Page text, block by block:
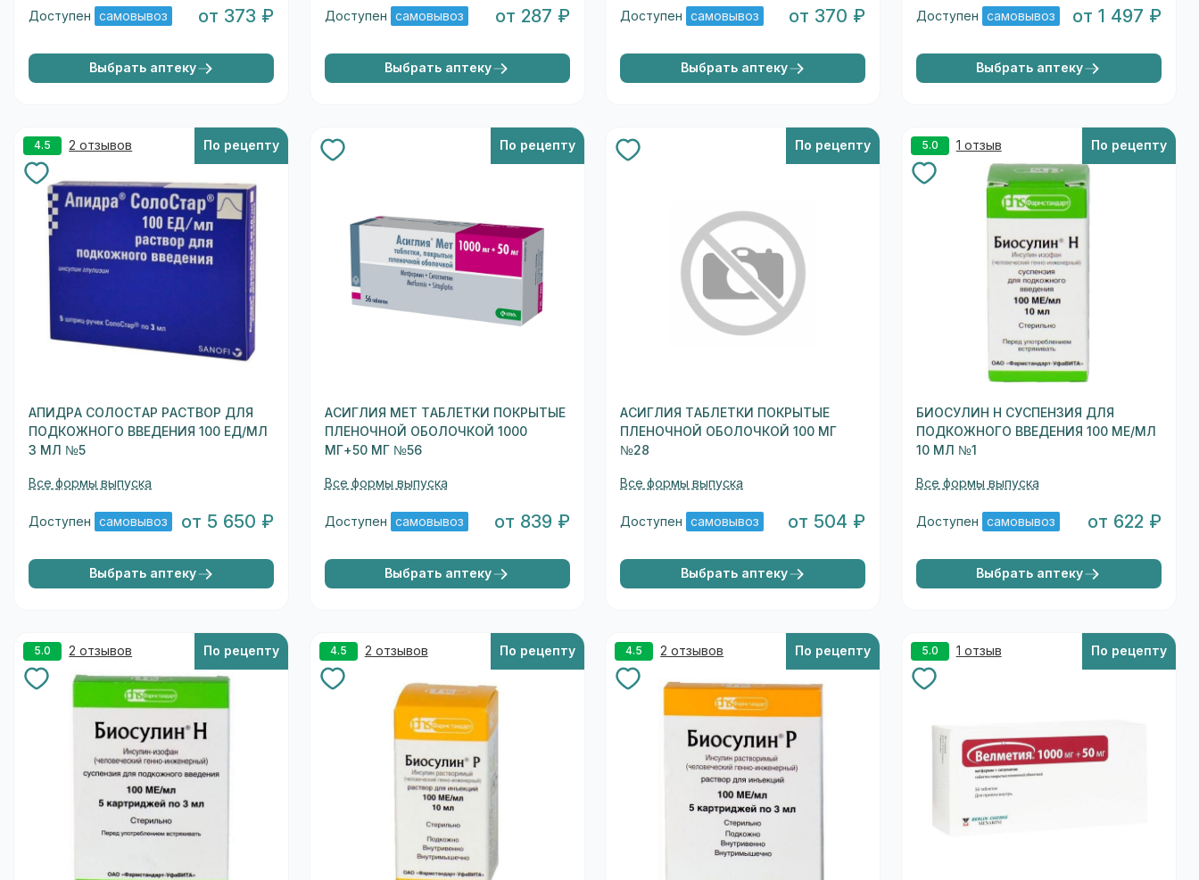
Доступен самовывоз от 373 ₽
Выбрать аптеку
Доступен самовывоз от 287 ₽
Выбрать аптеку
Доступен самовывоз от 370 ₽
Выбрать аптеку
Доступен самовывоз от 1 497 ₽
Выбрать аптеку
4.5 2 отзывов По рецепту
АПИДРА СОЛОСТАР РАСТВОР ДЛЯ
ПОДКОЖНОГО ВВЕДЕНИЯ 100 ЕД/МЛ
3 МЛ №5
Все формы выпуска
Доступен самовывоз от 5 650 ₽
Выбрать аптеку
По рецепту
АСИГЛИЯ МЕТ ТАБЛЕТКИ ПОКРЫТЫЕ
ПЛЕНОЧНОЙ ОБОЛОЧКОЙ 1000
МГ+50 МГ №56
Все формы выпуска
Доступен самовывоз от 839 ₽
Выбрать аптеку
По рецепту
АСИГЛИЯ ТАБЛЕТКИ ПОКРЫТЫЕ
ПЛЕНОЧНОЙ ОБОЛОЧКОЙ 100 МГ
№28
Все формы выпуска
Доступен самовывоз от 504 ₽
Выбрать аптеку
5.0 1 отзыв По рецепту
БИОСУЛИН Н СУСПЕНЗИЯ ДЛЯ
ПОДКОЖНОГО ВВЕДЕНИЯ 100 МЕ/МЛ
10 МЛ №1
Все формы выпуска
Доступен самовывоз от 622 ₽
Выбрать аптеку
5.0 2 отзывов По рецепту 4.5 2 отзывов По рецепту 4.5 2 отзывов По рецепту 5.0 1 отзыв По рецепту